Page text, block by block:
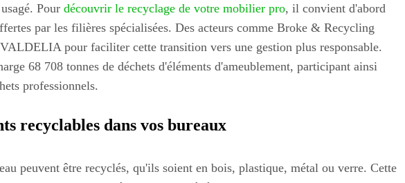
Pour découvrir le recyclage de votre mobilier pro, il convient d'abord
par les filières spécialisées. Des acteurs comme Broke & Recycling
pour faciliter cette transition vers une gestion plus responsable.
68 708 tonnes de déchets d'éléments d'ameublement, participant ainsi
professionnels.
recyclables dans vos bureaux
peuvent être recyclés, qu'ils soient en bois, plastique, métal ou verre. Cette